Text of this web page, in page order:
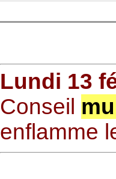
Lundi 13
Conseil
enflamme